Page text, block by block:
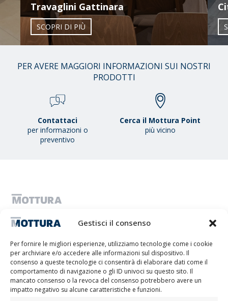
Gestisci il consenso
Per fornire le migliori esperienze, utilizziamo tecnologie come i cookie
per archiviare e/o accedere alle informazioni sul dispositivo. Il
consenso a queste tecnologie ci consentirà di elaborare dati come il
comportamento di navigazione o gli ID univoci su questo sito. Il
mancato consenso o la revoca del consenso potrebbero avere un
impatto negativo su alcune caratteristiche e funzioni.
Travaglini Gattinara
SCOPRI DI PIÙ
01
/
38
PER AVERE MAGGIORI INFORMAZIONI SUI NOSTRI
PRODOTTI
Contattaci
per informazioni o
preventivo
Cerca il Mottura Point
più vicino
MOTTURA S.P.A. - Capitale sociale 1.300.000,00 i.v. - C.F. & P.IVA
IT01051980017 - Società a Socio Unico soggetta ad attività di direzione
Privacy Policy
Cookie Policy Imprint
Disconoscimento
Whistleblowing
Lithos S.r.l.
Il progetto/l’intervento “Promuovere la transizione digitale del sistema imprenditoriale”